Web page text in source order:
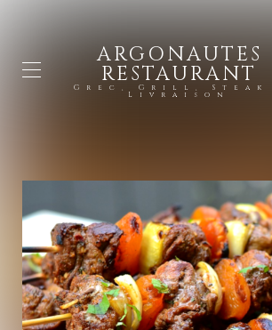
ARGONAUTES
RESTAURANT
Grec, Grill, Steak
Livraison